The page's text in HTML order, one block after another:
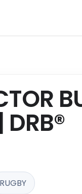
DRB®
RUGBY